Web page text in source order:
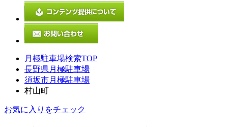
月極駐車場検索TOP
長野県月極駐車場
須坂市月極駐車場
村山町
お気に入りをチェック